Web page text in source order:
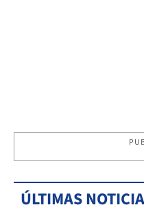
ÚLTIMAS